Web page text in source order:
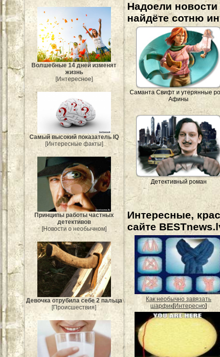
Волшебные 14 дней изменят
жизнь
[Интересное]
Самый высокий показатель IQ
[Интересные факты]
Принципы работы частных
детективов
[Новости о необычном]
Девочка отрубила себе 2 пальца
[Происшествия]
Надоели
найдёте сотню
Саманта Свифт и утерянные
Афины
Детективный роман
Интересные,
сайте
Как необычно завязать
шарфик[Интересно]